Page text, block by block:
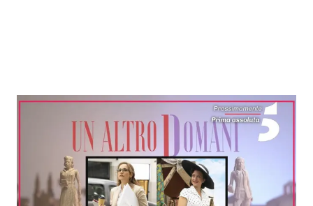
News Musica
News Spettacolo